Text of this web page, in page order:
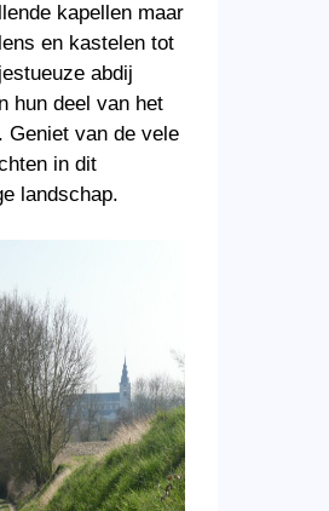
kapellen maar
en kastelen tot
abdij
hun deel van het
Geniet van de vele
in dit
landschap.